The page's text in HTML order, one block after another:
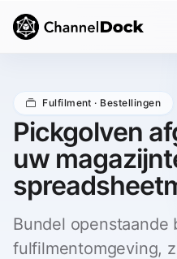
Fulfilment · Bestellingen
Pickgolven
uw
Bundel
fulfilmentomgeving,